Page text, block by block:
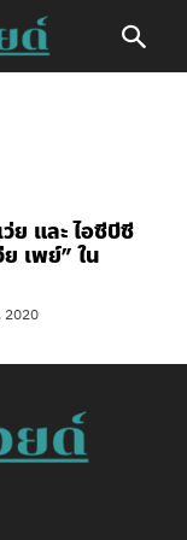
ย และ ไอซีบีซี
เพย์” ใน
2020